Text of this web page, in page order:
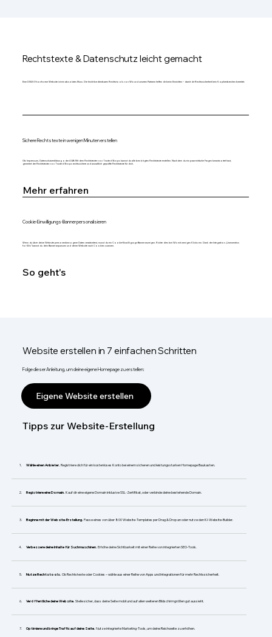
Rechtstexte & Datenschutz leicht gemacht
Eine DSGVO-konforme Website ist ein absolutes Muss. Die leicht bedienbaren Rechtstools von Wix und unseren Partnern helfen dir beim Einrichten – damit dir Rechtssicherheit kein Kopfzerbrechen bereitet.
Sichere Rechtstexte in wenigen Minuten erstellen
Ob Impressum, Datenschutzerklärung oder AGB: Mit dem Rechtstexter von Trusted Shops kannst du alle benötigten Rechtstexte erstellen. Nachdem du ein paar einfache Fragen beantwortet hast,
generiert der Rechtstexter von Trusted Shops rechtssichere und anwaltlich geprüfte Rechtstexte für dich.
Mehr erfahren
Cookie-Einwilligungs-Banner personalisieren
Wenn du über deine Website personenbezogene Daten verarbeitest, musst du ein Cookie-Einwilligungs-Banner anzeigen. Richte dies bei Wix mit wenigen Klicks ein. Dank der Integration „Usercentrics
for Wix“ kannst du dein Banner anpassen und deine Website nach Cookies scannen.
So geht's
Website erstellen in 7 einfachen Schritten
Folge dieser Anleitung, um deine eigene Homepage zu erstellen:
Eigene Website erstellen
Tipps zur Website-Erstellung
Wähle einen Anbieter. Registriere dich für ein kostenloses Konto bei einem sicheren und leistungsstarken Homepage Baukasten.
Registriere eine Domain. Kauf dir eine eigene Domain inklusive SSL-Zertifikat, oder verbinde deine bestehende Domain.
Beginne mit der Website-Erstellung. Passe eines von über 800 Website-Templates per Drag & Drop an oder nutze den KI-Website-Builder.
​Verbessere deine Inhalte für Suchmaschinen. Erhöhe deine Sichtbarkeit mit einer Reihe von integrierten SEO-Tools.
Nutze Rechtstools. Ob Rechtstexte oder Cookies – wähle aus einer Reihe von Apps und Integrationen für mehr Rechtssicherheit.
Veröffentliche deine Website. Stelle sicher, dass deine Seite mobil und auf allen weiteren Bildschirmgrößen gut aussieht.
Optimiere und bringe Traffic auf deine Seite. Nutze integrierte Marketing-Tools, um deine Reichweite zu erhöhen.